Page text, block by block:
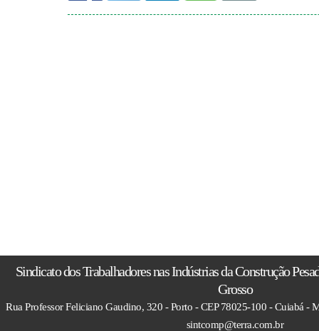
Sindicato dos Trabalhadores nas Indústrias da Construção
Grosso
Rua Professor Feliciano Gaudino, 320 - Porto - CEP 78025-100 - Cuiabá -
sintcomp@terra.com.br